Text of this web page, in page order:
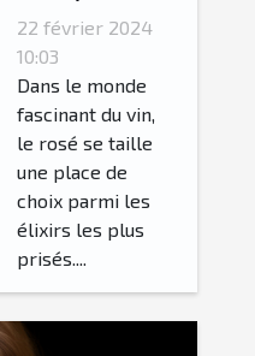
vin dans la
valorisation
du rosé
22 février 2024
10:03
Dans le monde
fascinant du vin,
le rosé se taille
une place de
choix parmi les
élixirs les plus
prisés....